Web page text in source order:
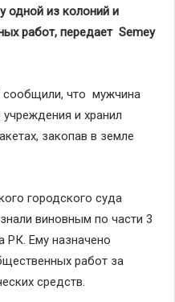
одной из колоний и
работ, передает Semey
что мужчина
и хранил
закопав в земле
городского суда
виновным по части 3
РК. Ему назначено
работ за
средств.